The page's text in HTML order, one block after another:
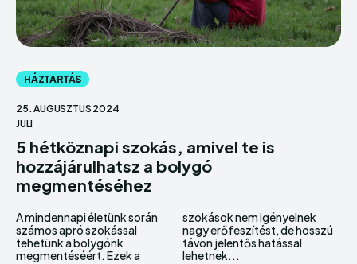
HÁZTARTÁS
25. AUGUSZTUS 2024
JULI
5 hétköznapi szokás, amivel te is
hozzájárulhatsz a bolygó
megmentéséhez
A mindennapi életünk során
számos apró szokással
tehetünk a bolygónk
megmentéséért. Ezek a
szokások nem igényelnek
nagy erőfeszítést, de hosszú
távon jelentős hatással
lehetnek...